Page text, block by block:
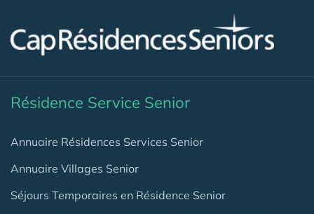
Résidence Service Senior
Annuaire Résidences Services Senior
Annuaire Villages Senior
Séjours Temporaires en Résidence Senior